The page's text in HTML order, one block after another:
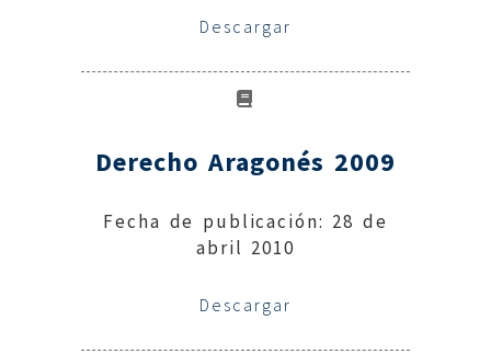
Descargar
Derecho Aragonés 2009
Fecha de publicación: 28 de
abril 2010
Descargar